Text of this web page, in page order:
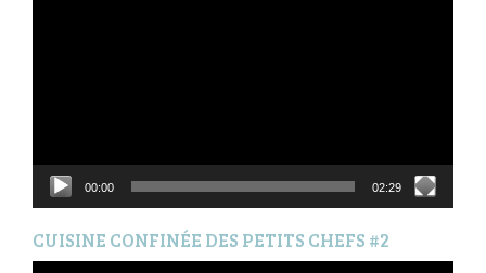
00:00 02:29
CUISINE CONFINÉE DES PETITS CHEFS #2